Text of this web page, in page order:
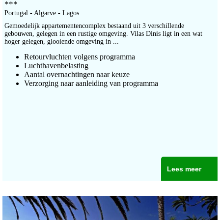
***
Portugal - Algarve - Lagos
Gemoedelijk appartementencomplex bestaand uit 3 verschillende
gebouwen, gelegen in een rustige omgeving. Vilas Dinis ligt in een wat
hoger gelegen, glooiende omgeving in ...
Retourvluchten volgens programma
Luchthavenbelasting
Aantal overnachtingen naar keuze
Verzorging naar aanleiding van programma
Lees meer